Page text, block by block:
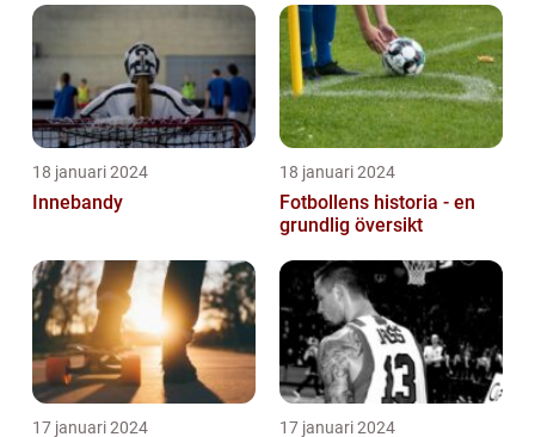
18 januari 2024
Innebandy
18 januari 2024
Fotbollens historia - en
grundlig översikt
17 januari 2024 17 januari 2024